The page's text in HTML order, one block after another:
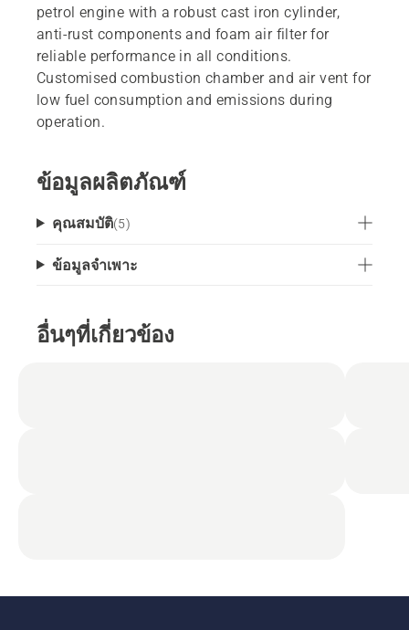
petrol engine with a robust cast iron cylinder,
anti-rust components and foam air filter for
reliable performance in all conditions.
Customised combustion chamber and air vent for
low fuel consumption and emissions during
operation.
ข้อมูลผลิตภัณฑ์
คุณสมบัติ(5)
ข้อมูลจำเพาะ
อื่นๆที่เกี่ยวข้อง